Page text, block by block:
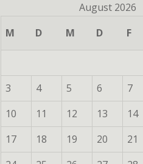
August 2026
M
D M D F
3
4 5 6 7
10
11 12 13 14
17
18 19 20 21